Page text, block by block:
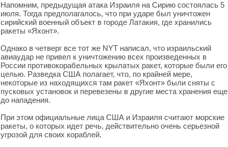
Напомним, предыдущая атака Израиля на Сирию состоялась 5
июля. Тогда предполагалось, что при ударе был уничтожен
сирийский военный объект в городе Латакия, где хранились
ракеты «Яхонт».
Однако в четверг все тот же NYT написал, что израильский
авиаудар не привел к уничтожению всех произведенных в
России противокорабельных крылатых ракет, которые были его
целью. Разведка США полагает, что, по крайней мере,
некоторые из находящихся там ракет «Яхонт» были сняты с
пусковых установок и перевезены в другие места хранения еще
до нападения.
При этом официальные лица США и Израиля считают морские
ракеты, о которых идет речь, действительно очень серьезной
угрозой для своих кораблей.